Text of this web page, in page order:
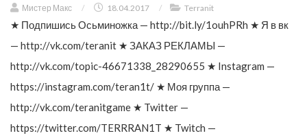
Мистер Макс / 18.04.2017 / Terranit
★ Подпишись Осьминожка — http://bit.ly/1ouhPRh ★ Я в вк
— http://vk.com/teranit ★ ЗАКАЗ РЕКЛАМЫ —
http://vk.com/topic-46671338_28290655 ★ Instagram —
https://instagram.com/teran1t/ ★ Моя группа —
http://vk.com/teranitgame ★ Twitter —
https://twitter.com/TERRRAN1T ★ Twitch —